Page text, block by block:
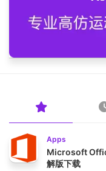
Apps
Microsoft
解版下载